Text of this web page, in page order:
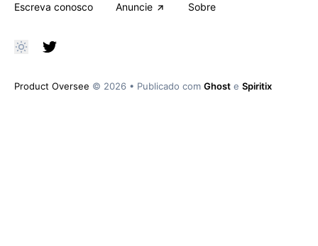
Escreva conosco
Anuncie Sobre
Product Oversee © 2026 • Publicado com Ghost e Spiritix